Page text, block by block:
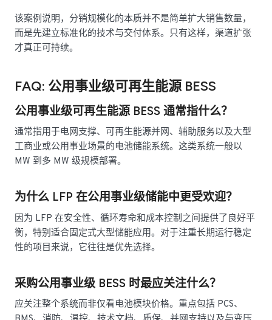
该案例说明，分销规模化的本质并不是简单扩大销售数量，
而是先建立标准化的技术与交付体系。只有这样，渠道扩张
才真正可持续。
FAQ: 公用事业级可再生能源 BESS
公用事业级可再生能源 BESS 通常指什么？
通常指用于电网支撑、可再生能源并网、辅助服务以及大型
工商业或公用事业场景的电池储能系统。这类系统一般以
MW 到多 MW 级规模部署。
为什么 LFP 在公用事业级储能中更受欢迎？
因为 LFP 在安全性、循环寿命和成本控制之间提供了良好平
衡，特别适合固定式大型储能应用。对于注重长期运行稳定
性的项目来说，它往往是优先选择。
采购公用事业级 BESS 时最应关注什么？
应关注整个系统而非仅看电池模块价格。重点包括 PCS、